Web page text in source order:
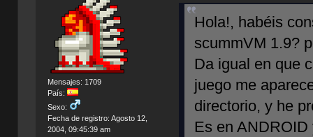
Mensajes: 1709
País:
Sexo:
Fecha de registro: Agosto 12,
2004, 09:45:39 am
Hola!, habéis
scummVM 1.9?
Da igual en que
juego me
directorio, y he
Es en